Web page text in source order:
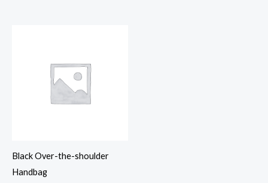
Black Over-the-shoulder
Handbag